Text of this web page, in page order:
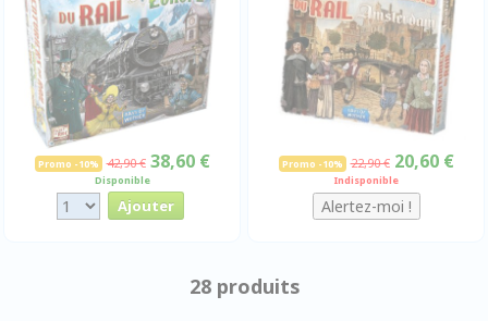
Promo -10% 42,90 € 38,60 €
Disponible
Promo -10% 22,90 € 20,60 €
Indisponible
28 produits